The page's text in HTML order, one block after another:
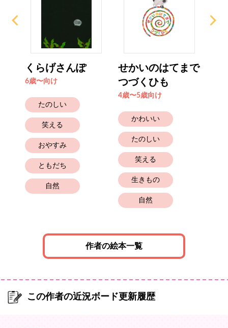
くらげさんぽ
6歳〜向け
たのしい
笑える
おやすみ
ともだち
自然
せかいのはてまで
つづくひも
4歳〜5歳向け
かわいい
たのしい
笑える
生きもの
自然
作者の絵本一覧
この作者の近況ボード更新履歴